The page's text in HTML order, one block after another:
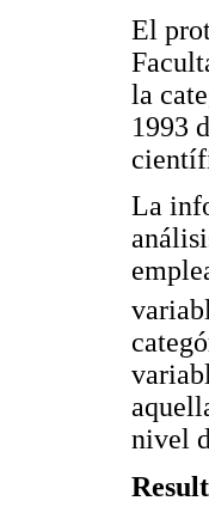
El
la
1993
La
nivel